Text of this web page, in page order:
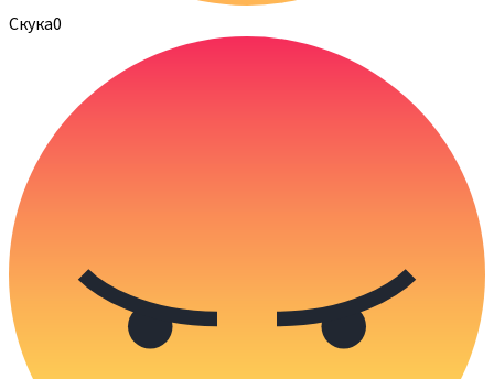
Скука0